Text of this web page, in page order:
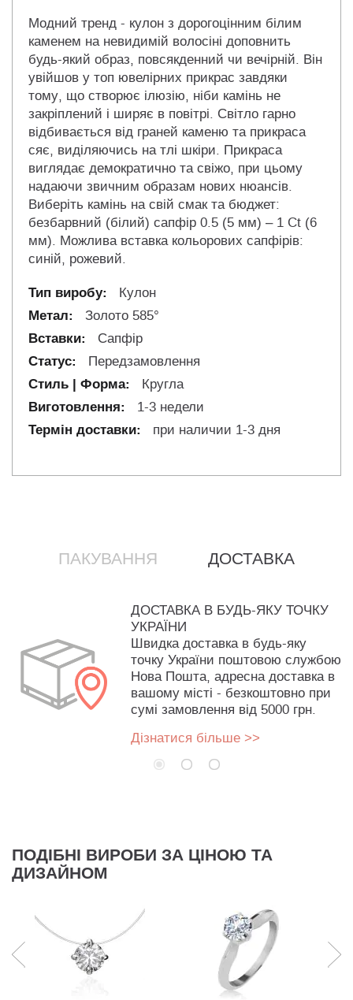
Модний тренд - кулон з дорогоцінним білим
каменем на невидимій волосіні доповнить
будь-який образ, повсякденний чи вечірній. Він
увійшов у топ ювелірних прикрас завдяки
тому, що створює ілюзію, ніби камінь не
закріплений і ширяє в повітрі. Світло гарно
відбивається від граней каменю та прикраса
сяє, виділяючись на тлі шкіри. Прикраса
виглядає демократично та свіжо, при цьому
надаючи звичним образам нових нюансів.
Виберіть камінь на свій смак та бюджет:
безбарвний (білий) сапфір 0.5 (5 мм) – 1 Ct (6
мм). Можлива вставка кольорових сапфірів:
синій, рожевий.
Кулон
Золото 585°
Сапфір
Передзамовлення
Кругла
1-3 недели
при наличии 1-3 дня
ПАКУВАННЯ ДОСТАВКА
ДОСТАВКА В БУДЬ-ЯКУ ТОЧКУ
УКРАЇНИ
Швидка доставка в будь-яку
точку України поштовою службою
Нова Пошта, адресна доставка в
вашому місті - безкоштовно при
сумі замовлення від 5000 грн.
Дізнатися більше >>
ПОДІБНІ ВИРОБИ ЗА ЦІНОЮ ТА
ДИЗАЙНОМ